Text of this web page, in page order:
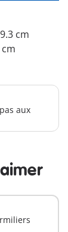
cm
cm
aux